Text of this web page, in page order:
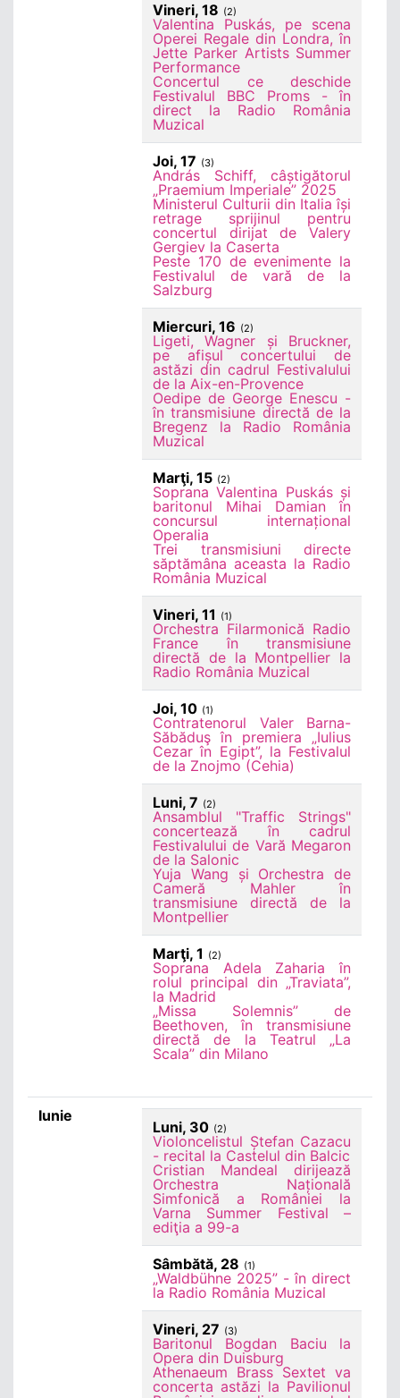
Vineri, 18 (2)
Valentina Puskás, pe scena
Operei Regale din Londra, în
Jette Parker Artists Summer
Performance
Concertul ce deschide
Festivalul BBC Proms - în
direct la Radio România
Muzical
Joi, 17 (3)
András Schiff, câștigătorul
„Praemium Imperiale” 2025
Ministerul Culturii din Italia își
retrage sprijinul pentru
concertul dirijat de Valery
Gergiev la Caserta
Peste 170 de evenimente la
Festivalul de vară de la
Salzburg
Miercuri, 16 (2)
Ligeti, Wagner și Bruckner,
pe afișul concertului de
astăzi din cadrul Festivalului
de la Aix-en-Provence
Oedipe de George Enescu -
în transmisiune directă de la
Bregenz la Radio România
Muzical
Marţi, 15 (2)
Soprana Valentina Puskás și
baritonul Mihai Damian în
concursul internațional
Operalia
Trei transmisiuni directe
săptămâna aceasta la Radio
România Muzical
Vineri, 11 (1)
Orchestra Filarmonică Radio
France în transmisiune
directă de la Montpellier la
Radio România Muzical
Joi, 10 (1)
Contratenorul Valer Barna-
Săbăduş în premiera „Iulius
Cezar în Egipt”, la Festivalul
de la Znojmo (Cehia)
Luni, 7 (2)
Ansamblul "Traffic Strings"
concertează în cadrul
Festivalului de Vară Megaron
de la Salonic
Yuja Wang și Orchestra de
Cameră Mahler în
transmisiune directă de la
Montpellier
Marţi, 1 (2)
Soprana Adela Zaharia în
rolul principal din „Traviata”,
la Madrid
„Missa Solemnis” de
Beethoven, în transmisiune
directă de la Teatrul „La
Scala” din Milano
Iunie
Luni, 30 (2)
Violoncelistul Ștefan Cazacu
- recital la Castelul din Balcic
Cristian Mandeal dirijează
Orchestra Națională
Simfonică a României la
Varna Summer Festival –
ediţia a 99-a
Sâmbătă, 28 (1)
„Waldbühne 2025” - în direct
la Radio România Muzical
Vineri, 27 (3)
Baritonul Bogdan Baciu la
Opera din Duisburg
Athenaeum Brass Sextet va
concerta astăzi la Pavilionul